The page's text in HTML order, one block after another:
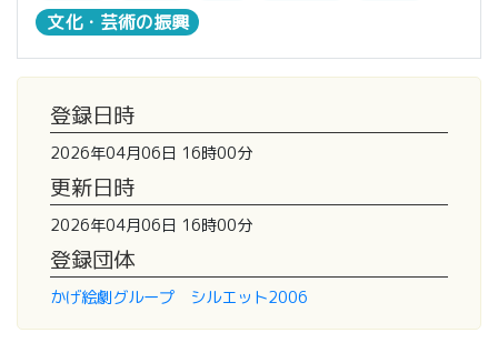
文化・芸術の振興
登録日時
2026年04月06日 16時00分
更新日時
2026年04月06日 16時00分
登録団体
かげ絵劇グループ シルエット2006